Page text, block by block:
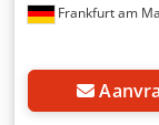
Frankfurt am